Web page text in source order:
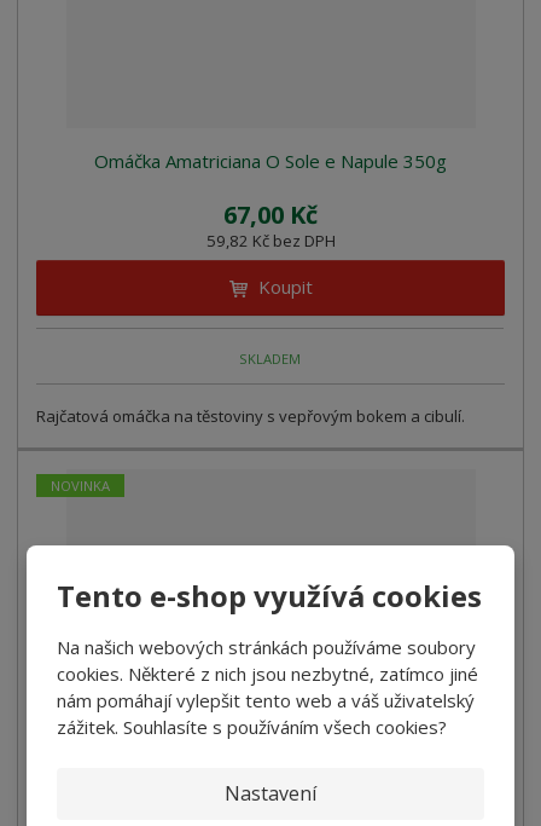
Tento e-shop využívá cookies
Na našich webových stránkách používáme soubory
cookies. Některé z nich jsou nezbytné, zatímco jiné
nám pomáhají vylepšit tento web a váš uživatelský
zážitek. Souhlasíte s používáním všech cookies?
Nastavení
Omáčka Amatriciana O Sole e Napule 350g
67,00 Kč
59,82 Kč bez DPH
Koupit
SKLADEM
Rajčatová omáčka na těstoviny s vepřovým bokem a cibulí.
NOVINKA